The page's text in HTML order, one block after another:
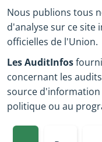
Nous publions tous
d'analyse sur ce site
officielles de l'Union.
Les AuditInfos
concernant les
source d'information
politique ou au